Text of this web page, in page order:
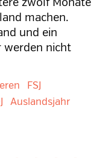
machen.
und ein
werden nicht
FSJ
Auslandsjahr